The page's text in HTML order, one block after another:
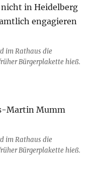
in Heidelberg
engagieren
im Rathaus die
Bürgerplakette hieß.
Martin Mumm
im Rathaus die
Bürgerplakette hieß.